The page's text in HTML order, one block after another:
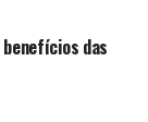
das